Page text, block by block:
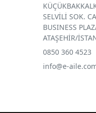
SELVİLİ SOK.
BUSINESS
ATAŞEHİR/
0850 360 4523
info@e-